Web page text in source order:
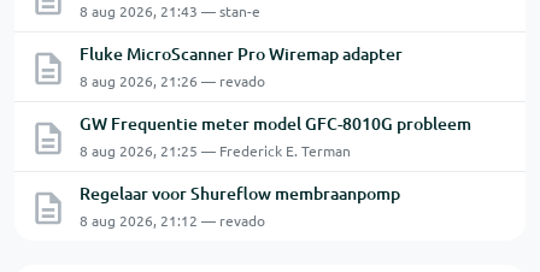
8 aug 2026, 21:43 — stan-e
Fluke MicroScanner Pro Wiremap adapter
8 aug 2026, 21:26 — revado
GW Frequentie meter model GFC-8010G probleem
8 aug 2026, 21:25 — Frederick E. Terman
Regelaar voor Shureflow membraanpomp
8 aug 2026, 21:12 — revado